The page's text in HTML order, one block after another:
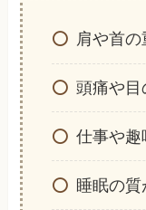
肩や首
頭痛や目
仕事や趣
睡眠の